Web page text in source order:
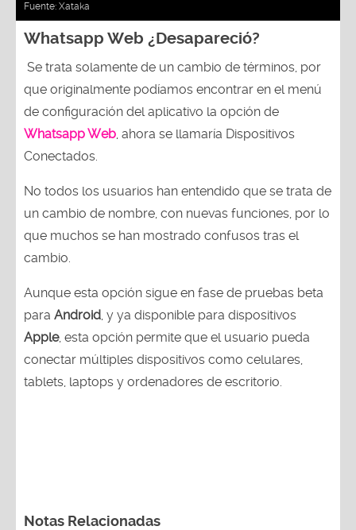
Fuente: Xataka
Whatsapp Web ¿Desapareció?
Se trata solamente de un cambio de términos, por
que originalmente podíamos encontrar en el menú
de configuración del aplicativo la opción de
Whatsapp Web, ahora se llamaría Dispositivos
Conectados.
No todos los usuarios han entendido que se trata de
un cambio de nombre, con nuevas funciones, por lo
que muchos se han mostrado confusos tras el
cambio.
Aunque esta opción sigue en fase de pruebas beta
para Android, y ya disponible para dispositivos
Apple, esta opción permite que el usuario pueda
conectar múltiples dispositivos como celulares,
tablets, laptops y ordenadores de escritorio.
Notas Relacionadas